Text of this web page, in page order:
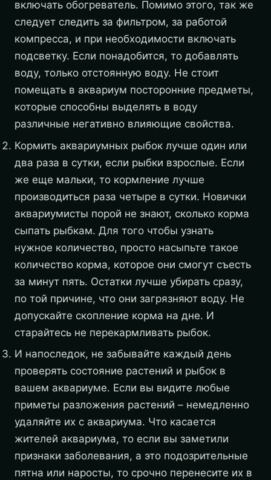
включать обогреватель. Помимо этого, так же
следует следить за фильтром, за работой
компресса, и при необходимости включать
подсветку. Если понадобится, то добавлять
воду, только отстоянную воду. Не стоит
помещать в аквариум посторонние предметы,
которые способны выделять в воду
различные негативно влияющие свойства.
Кормить аквариумных рыбок лучше один или
два раза в сутки, если рыбки взрослые. Если
же еще мальки, то кормление лучше
производиться раза четыре в сутки. Новички
аквариумисты порой не знают, сколько корма
сыпать рыбкам. Для того чтобы узнать
нужное количество, просто насыпьте такое
количество корма, которое они смогут съесть
за минут пять. Остатки лучше убирать сразу,
по той причине, что они загрязняют воду. Не
допускайте скопление корма на дне. И
старайтесь не перекармливать рыбок.
И напоследок, не забывайте каждый день
проверять состояние растений и рыбок в
вашем аквариуме. Если вы видите любые
приметы разложения растений – немедленно
удаляйте их с аквариума. Что касается
жителей аквариума, то если вы заметили
признаки заболевания, а это подозрительные
пятна или наросты, то срочно перенесите их в